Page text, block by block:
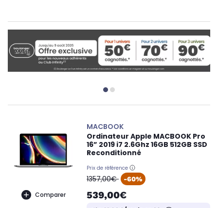
Comparer
MACBOOK
Ordinateur Apple MACBOOK Pro
16” 2019 i7 2.6Ghz 16GB 512GB SSD
Reconditionné
Prix de référence
oldPrice
1357,00€ -60%
539,00€